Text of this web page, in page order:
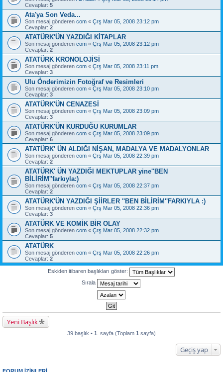
Cevaplar: 5
Ata'ya Son Veda...
Son mesaj gönderen com « Çrş Mar 05, 2008 23:12 pm
Cevaplar: 2
ATATÜRK'ÜN YAZDIĞI KİTAPLAR
Son mesaj gönderen com « Çrş Mar 05, 2008 23:12 pm
Cevaplar: 2
ATATÜRK KRONOLOJİSİ
Son mesaj gönderen com « Çrş Mar 05, 2008 23:11 pm
Cevaplar: 3
Ulu Önderimizin Fotoğraf ve Resimleri
Son mesaj gönderen com « Çrş Mar 05, 2008 23:10 pm
Cevaplar: 3
ATATÜRK'ÜN CENAZESİ
Son mesaj gönderen com « Çrş Mar 05, 2008 23:09 pm
Cevaplar: 3
ATATÜRK'ÜN KURDUĞU KURUMLAR
Son mesaj gönderen com « Çrş Mar 05, 2008 23:09 pm
Cevaplar: 6
ATATÜRK' ÜN ALDIĞI NİŞAN, MADALYA VE MADALYONLAR
Son mesaj gönderen com « Çrş Mar 05, 2008 22:39 pm
Cevaplar: 2
ATATÜRK' ÜN YAZDIĞI MEKTUPLAR yine''BEN
BİLİRİM''farkıyla:)
Son mesaj gönderen com « Çrş Mar 05, 2008 22:37 pm
Cevaplar: 2
ATATÜRK'ÜN YAZDIĞI ŞİİRLER ''BEN BİLİRİM''FARKIYLA :)
Son mesaj gönderen com « Çrş Mar 05, 2008 22:36 pm
Cevaplar: 3
ATATÜRK VE KOMİK BİR OLAY
Son mesaj gönderen com « Çrş Mar 05, 2008 22:32 pm
Cevaplar: 5
ATATÜRK
Son mesaj gönderen com « Çrş Mar 05, 2008 22:26 pm
Cevaplar: 2
Eskiden itibaren başlıkları göster:
Sırala
Yeni Başlık
39 başlık • 1 . sayfa (Toplam 1 sayfa)
Geçiş yap
FORUM IZINLERI